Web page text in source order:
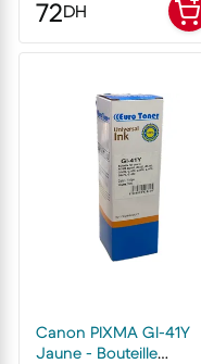
72DH
Canon PIXMA Gl-41Y
Jaune - Bouteille